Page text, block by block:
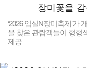
‘2026 임실N장미축제’가
을 찾은 관람객들이 형형
제공